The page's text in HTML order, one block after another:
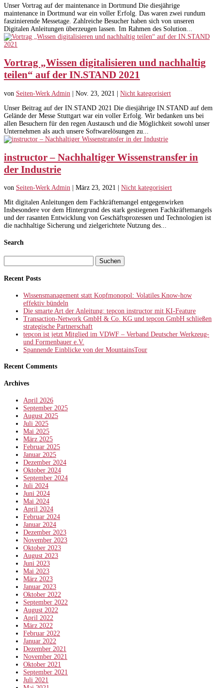
Unser Vortrag auf der maintenance in Dortmund Die diesjährige
maintenance in Dortmund war ein voller Erfolg. Das waren zwei rundum
faszinierende Messetage. Zahlreiche Besucher haben sich von unseren
Digitalen Anleitungen überzeugen lassen. Im Rahmen des Solution...
Vortrag „Wissen digitalisieren und nachhaltig
teilen“ auf der IN.STAND 2021
von Seiten-Werk Admin | Nov. 23, 2021 | Nicht kategorisiert
Unser Beitrag auf der IN.STAND 2021 Die diesjährige IN.STAND auf dem
Gelände der Messe Stuttgart war ein voller Erfolg. Wir bedanken uns bei
allen Besuchern für den regen Austausch und die Möglichkeit sowohl unser
Unternehmen als auch unsere Softwarelösungen zu...
instructor – Nachhaltiger Wissenstransfer in
der Industrie
von Seiten-Werk Admin März 23, 2021
Nicht kategorisiert
Mit digitalen Anleitungen dem Fachkräftemangel entgegenwirken
Insbesondere vor dem Hintergrund des stark gestiegenen Fachkräftemangels
und der rasanten Entwicklung von Geschäftsprozessen und Technologien ist
die nachhaltige Sicherung und zielgerichtete Nutzung des...
Search
Suchen
nach:
Recent Posts
Wissensmanagement statt Kopfmonopol: Volatiles Know-how
effektiv bündeln
Die smarte Art der Anleitung: tepcon instructor mit KI-Feature
Transaction-Network GmbH & Co. KG und tepcon GmbH schließen
strategische Partnerschaft
tepcon ist jetzt Mitglied im VDWF – Verband Deutscher Werkzeug-
und Formenbauer e.V.
Spannende Einblicke von der MountainsTour
Recent Comments
Archives
April 2026
September 2025
August 2025
Juli 2025
Mai 2025
März 2025
Februar 2025
Januar 2025
Dezember 2024
Oktober 2024
September 2024
Juli 2024
Juni 2024
Mai 2024
April 2024
Februar 2024
Januar 2024
Dezember 2023
November 2023
Oktober 2023
August 2023
Juni 2023
Mai 2023
März 2023
Januar 2023
Oktober 2022
September 2022
August 2022
April 2022
März 2022
Februar 2022
Januar 2022
Dezember 2021
November 2021
Oktober 2021
September 2021
Juli 2021